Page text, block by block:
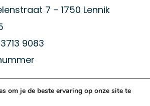
7 – 1750 Lennik
9083
om je de beste ervaring op onze site te